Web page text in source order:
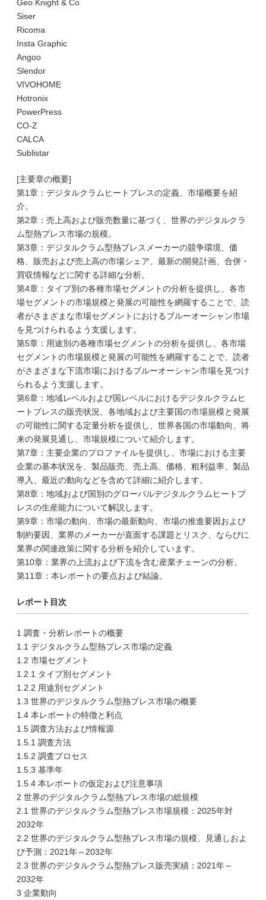
Geo Knight & Co
Siser
Ricoma
Insta Graphic
Angoo
Slendor
VIVOHOME
Hotronix
PowerPress
CO-Z
CALCA
Sublistar
[主要章の概要]
第1章：デジタルクラムヒートプレスの定義、市場概要を紹
介。
第2章：売上高および販売数量に基づく、世界のデジタルクラ
ム型熱プレス市場の規模。
第3章：デジタルクラム型熱プレスメーカーの競争環境、価
格、販売および売上高の市場シェア、最新の開発計画、合併・
買収情報などに関する詳細な分析。
第4章：タイプ別の各種市場セグメントの分析を提供し、各市
場セグメントの市場規模と発展の可能性を網羅することで、読
者がさまざまな市場セグメントにおけるブルーオーシャン市場
を見つけられるよう支援します。
第5章：用途別の各種市場セグメントの分析を提供し、各市場
セグメントの市場規模と発展の可能性を網羅することで、読者
がさまざまな下流市場におけるブルーオーシャン市場を見つけ
られるよう支援します。
第6章：地域レベルおよび国レベルにおけるデジタルクラムヒ
ートプレスの販売状況。各地域および主要国の市場規模と発展
の可能性に関する定量分析を提供し、世界各国の市場動向、将
来の発展見通し、市場規模について紹介します。
第7章：主要企業のプロファイルを提供し、市場における主要
企業の基本状況を、製品販売、売上高、価格、粗利益率、製品
導入、最近の動向などを含めて詳細に紹介します。
第8章：地域および国別のグローバルデジタルクラムヒートプ
レスの生産能力について解説します。
第9章：市場の動向、市場の最新動向、市場の推進要因および
制約要因、業界のメーカーが直面する課題とリスク、ならびに
業界の関連政策に関する分析を紹介しています。
第10章：業界の上流および下流を含む産業チェーンの分析。
第11章：本レポートの要点および結論。
レポート目次
1 調査・分析レポートの概要
1.1 デジタルクラム型熱プレス市場の定義
1.2 市場セグメント
1.2.1 タイプ別セグメント
1.2.2 用途別セグメント
1.3 世界のデジタルクラム型熱プレス市場の概要
1.4 本レポートの特徴と利点
1.5 調査方法および情報源
1.5.1 調査方法
1.5.2 調査プロセス
1.5.3 基準年
1.5.4 本レポートの仮定および注意事項
2 世界のデジタルクラム型熱プレス市場の総規模
2.1 世界のデジタルクラム型熱プレス市場規模：2025年対
2032年
2.2 世界のデジタルクラム型熱プレス市場の規模、見通しおよ
び予測：2021年～2032年
2.3 世界のデジタルクラム型熱プレス販売実績：2021年～
2032年
3 企業動向